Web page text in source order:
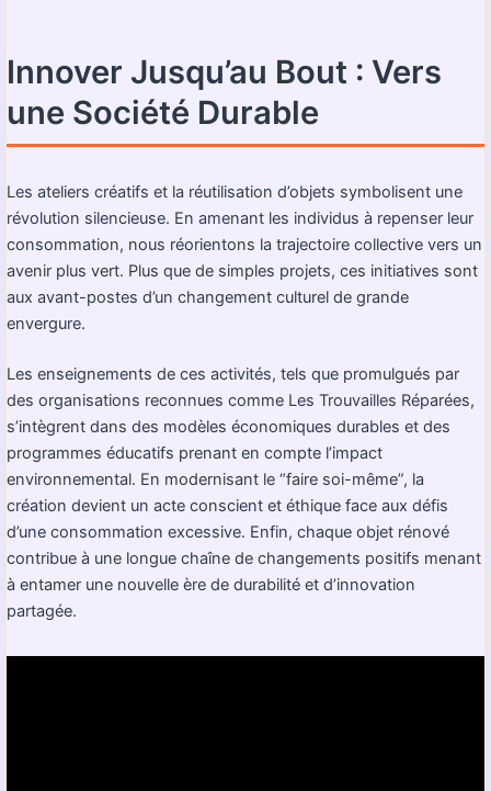
Innover Jusqu’au Bout : Vers
une Société Durable
Les ateliers créatifs et la réutilisation d’objets symbolisent une
révolution silencieuse. En amenant les individus à repenser leur
consommation, nous réorientons la trajectoire collective vers un
avenir plus vert. Plus que de simples projets, ces initiatives sont
aux avant-postes d’un changement culturel de grande
envergure.
Les enseignements de ces activités, tels que promulgués par
des organisations reconnues comme Les Trouvailles Réparées,
s’intègrent dans des modèles économiques durables et des
programmes éducatifs prenant en compte l’impact
environnemental. En modernisant le “faire soi-même”, la
création devient un acte conscient et éthique face aux défis
d’une consommation excessive. Enfin, chaque objet rénové
contribue à une longue chaîne de changements positifs menant
à entamer une nouvelle ère de durabilité et d’innovation
partagée.